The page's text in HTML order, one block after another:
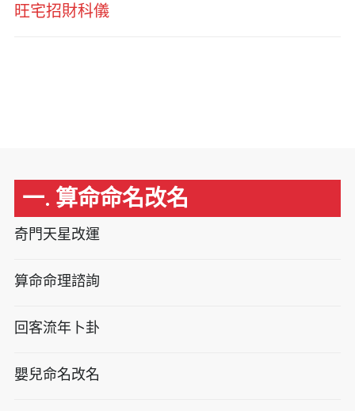
旺宅招財科儀
一. 算命命名改名
奇門天星改運
算命命理諮詢
回客流年卜卦
嬰兒命名改名